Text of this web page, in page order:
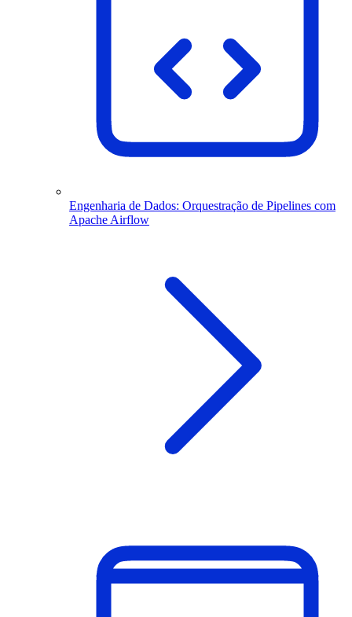
Engenharia de Dados: Orquestração de Pipelines com
Apache Airflow